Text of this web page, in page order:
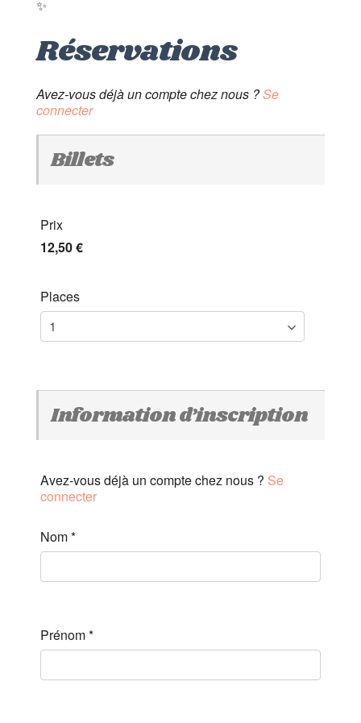
✨
Réservations
Avez-vous déjà un compte chez nous ?Se
connecter
Billets
Prix
12,50 €
Places
Information d’inscription
Avez-vous déjà un compte chez nous ? Se
connecter
Nom*
Prénom*